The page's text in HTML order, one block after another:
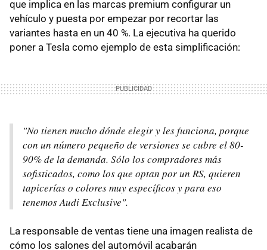
que implica en las marcas premium configurar un
vehículo y puesta por empezar por recortar las
variantes hasta en un 40 %. La ejecutiva ha querido
poner a Tesla como ejemplo de esta simplificación:
"No tienen mucho dónde elegir y les funciona, porque
con un número pequeño de versiones se cubre el 80-
90% de la demanda. Sólo los compradores más
sofisticados, como los que optan por un RS, quieren
tapicerías o colores muy específicos y para eso
tenemos Audi Exclusive".
La responsable de ventas tiene una imagen realista de
cómo los salones del automóvil acabarán